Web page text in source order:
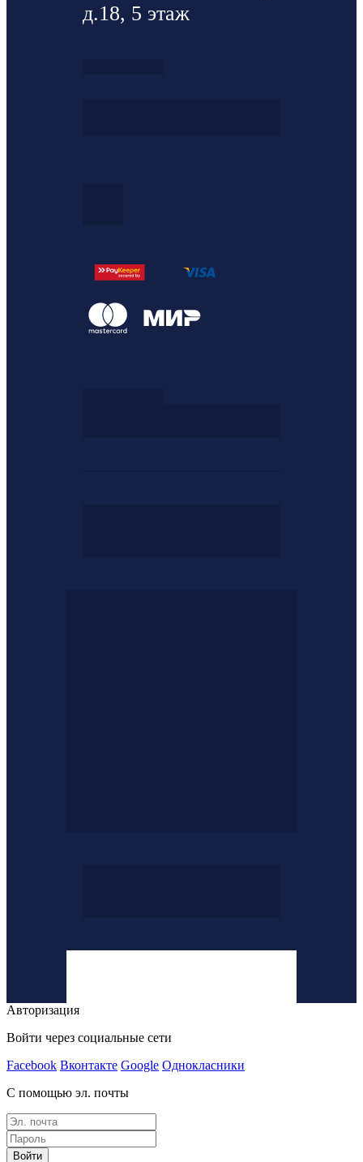
д.18, 5 этаж
Авторизация
Войти через социальные сети
Facebook Вконтакте Google Однокласники
С помощью эл. почты
Войти